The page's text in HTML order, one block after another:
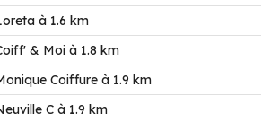
à 1.6 km
& Moi à 1.8 km
Coiffure à 1.9 km
C à 1.9 km